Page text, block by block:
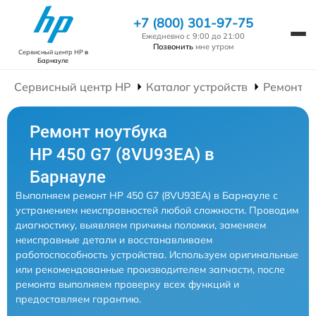
Сервисный центр HPв
Барнауле
+7 (800) 301-97-75
Ежедневно с 9:00 до 21:00
Позвонить мне утром
Сервисный центр HP Каталог устройств Ремонт
Ремонт ноутбука
HP 450 G7 (8VU93EA) в
Барнауле
Выполняем ремонт HP 450 G7 (8VU93EA) в Барнауле с
устранением неисправностей любой сложности. Проводим
диагностику, выявляем причины поломки, заменяем
неисправные детали и восстанавливаем
работоспособность устройства. Используем оригинальные
или рекомендованные производителем запчасти, после
ремонта выполняем проверку всех функций и
предоставляем гарантию.